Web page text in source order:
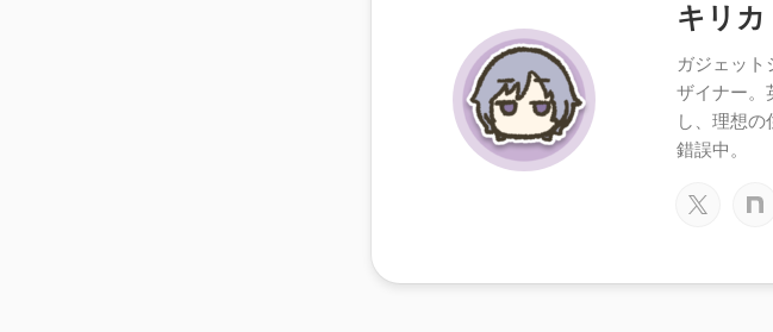
キリカ
ガジェット
ザイナー。
し、理想
錯誤中。